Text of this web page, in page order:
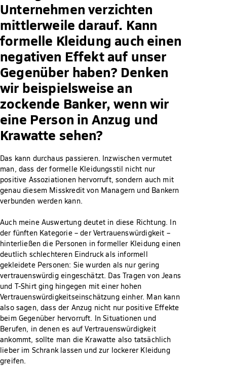
Unternehmen verzichten
mittlerweile darauf. Kann
formelle Kleidung auch einen
negativen Effekt auf unser
Gegenüber haben? Denken
wir beispielsweise an
zockende Banker, wenn wir
eine Person in Anzug und
Krawatte sehen?
Das kann durchaus passieren. Inzwischen vermutet
man, dass der formelle Kleidungsstil nicht nur
positive Assoziationen hervorruft, sondern auch mit
genau diesem Misskredit von Managern und Bankern
verbunden werden kann.
Auch meine Auswertung deutet in diese Richtung. In
der fünften Kategorie – der Vertrauenswürdigkeit –
hinterließen die Personen in formeller Kleidung einen
deutlich schlechteren Eindruck als informell
gekleidete Personen: Sie wurden als nur gering
vertrauenswürdig eingeschätzt. Das Tragen von Jeans
und T-Shirt ging hingegen mit einer hohen
Vertrauenswürdigkeitseinschätzung einher. Man kann
also sagen, dass der Anzug nicht nur positive Effekte
beim Gegenüber hervorruft. In Situationen und
Berufen, in denen es auf Vertrauenswürdigkeit
ankommt, sollte man die Krawatte also tatsächlich
lieber im Schrank lassen und zur lockerer Kleidung
greifen.